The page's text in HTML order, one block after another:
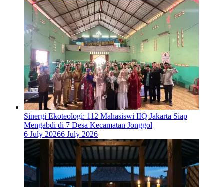
‎Sinergi Ekoteologi: 112 Mahasiswi IIQ Jakarta Siap
Mengabdi di 7 Desa Kecamatan Jonggol
6 July 20266 July 2026